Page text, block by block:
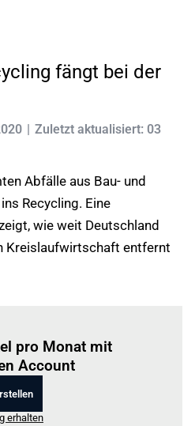
fängt bei der
Zuletzt aktualisiert: 03
Abfälle aus Bau- und
Recycling. Eine
wie weit Deutschland
Kreislaufwirtschaft entfernt
pro Monat mit
Account
erhalten